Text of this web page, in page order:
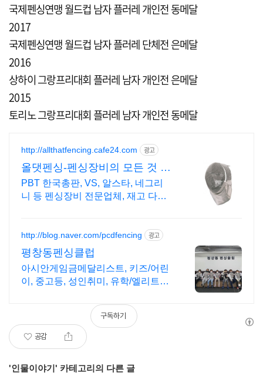
국제펜싱연맹 월드컵 남자 플러레 개인전 동메달
2017
국제펜싱연맹 월드컵 남자 플러레 단체전 은메달
2016
상하이 그랑프리대회 플러레 남자 개인전 은메달
2015
토리노 그랑프리대회 플러레 남자 개인전 동메달
http://allthatfencing.cafe24.com 광고
올댓펜싱-펜싱장비의 모든 것 빠
른배송, 손쉬운 교환/환불
PBT 한국총판, VS, 알스타, 네그리
니 등 펜싱장비 전문업체, 재고 다량
http://blog.naver.com/pcdfencing 광고
평창동펜싱클럽
아시안게임금메달리스트, 키즈/어린
이, 중고등, 성인취미, 유학/엘리트선
공감
구독하기
'인물이야기' 카테고리의 다른 글